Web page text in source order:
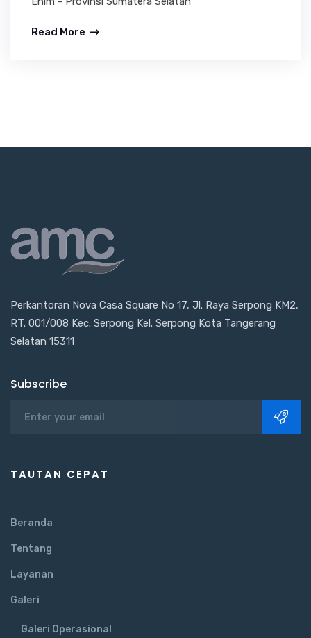
Read More
Perkantoran Nova Casa Square No 17, Jl. Raya Serpong KM2,
RT. 001/008 Kec. Serpong Kel. Serpong Kota Tangerang
Selatan 15311
Subscribe
TAUTAN CEPAT
Beranda
Tentang
Layanan
Galeri
Galeri Operasional